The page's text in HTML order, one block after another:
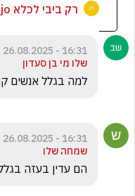
רק ביבי לכלא jo
16:31 - 26.08.2025
שלו מי בן סעדון
למה בגלל אנשים
16:31 - 26.08.2025
שמחה שלו
הם עדין בעזה